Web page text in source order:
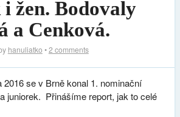
žen. Bodovaly
a Cenková.
hanuliatko •2 comments
2016 se v Brně konal 1. nominační
juniorek. Přinášíme report, jak to celé